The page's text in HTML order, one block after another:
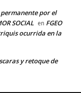
por el
SOCIAL en FGEO
ocurrida en la
y retoque de